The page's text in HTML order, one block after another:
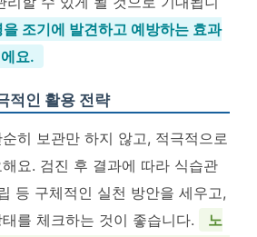
조기에 발견하고 예방하는 효과
요.
적인 활용 전략
히 보관만 하지 않고, 적극적으로
요. 검진 후 결과에 따라 식습관
등 구체적인 실천 방안을 세우고,
를 체크하는 것이 좋습니다.
노